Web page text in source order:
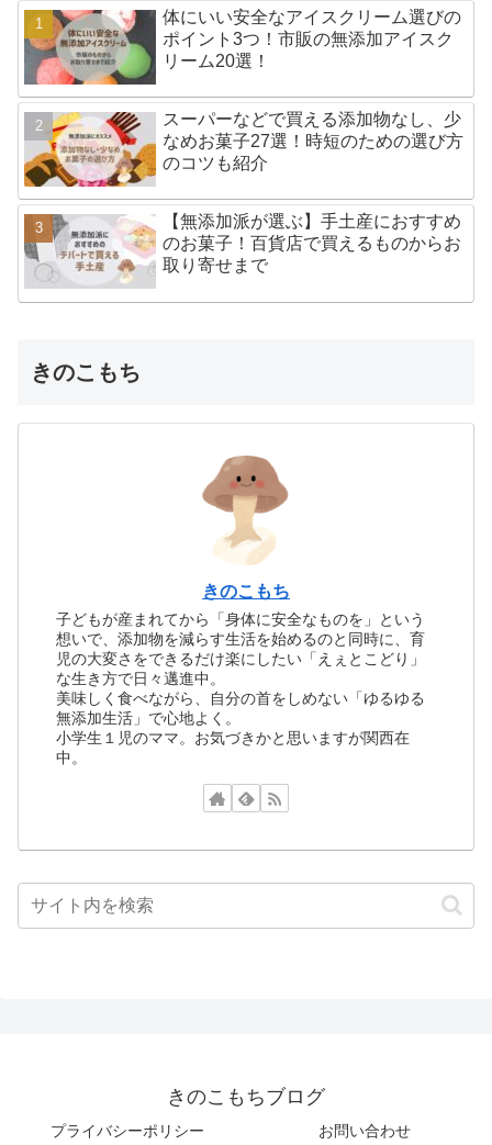
体にいい安全なアイスクリーム選びの
ポイント3つ！市販の無添加アイスク
リーム20選！
スーパーなどで買える添加物なし、少
なめお菓子27選！時短のための選び方
のコツも紹介
【無添加派が選ぶ】手土産におすすめ
のお菓子！百貨店で買えるものからお
取り寄せまで
きのこもち
きのこもち
子どもが産まれてから「身体に安全なものを」という
想いで、添加物を減らす生活を始めるのと同時に、育
児の大変さをできるだけ楽にしたい「えぇとこどり」
な生き方で日々邁進中。
美味しく食べながら、自分の首をしめない「ゆるゆる
無添加生活」で心地よく。
小学生１児のママ。お気づきかと思いますが関西在
中。
きのこもちブログ
プライバシーポリシー お問い合わせ